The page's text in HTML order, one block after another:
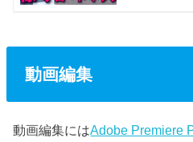
動画編集
動画編集にはAdobe Premiere